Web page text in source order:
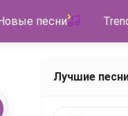
песни
Лучшие